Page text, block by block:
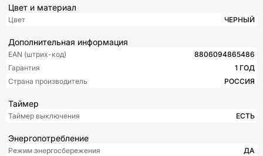
Цвет и материал
Цвет ЧЕРНЫЙ
Дополнительная информация
EAN (штрих-код)
8806094865486
Гарантия
1 ГОД
Страна производитель
РОССИЯ
Таймер
Таймер выключения ЕСТЬ
Энергопотребление
Режим энергосбережения
ДА